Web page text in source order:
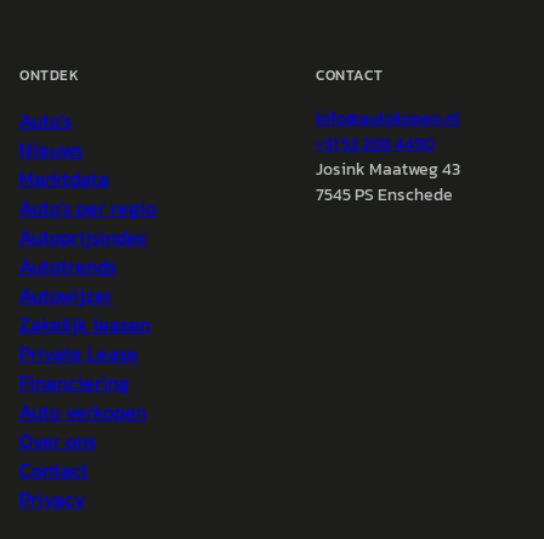
ONTDEK
Auto's
Nieuws
Marktdata
Auto's per regio
Autoprijsindex
Autotrends
Autowijzer
Zakelijk leasen
Private Lease
Financiering
Auto verkopen
Over ons
Contact
Privacy
CONTACT
info@autokopen.nl
+31 53 208 4490
Josink Maatweg 43
7545 PS Enschede